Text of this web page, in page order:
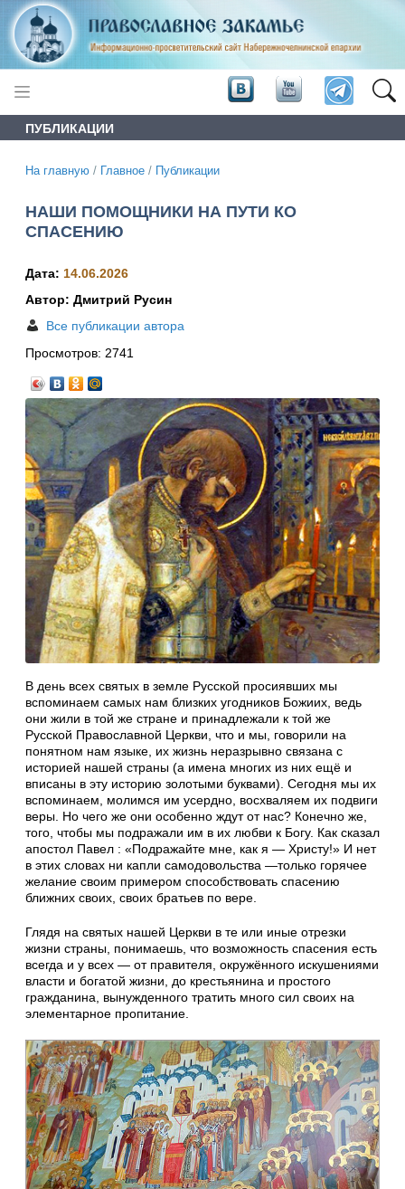
ПУБЛИКАЦИИ
На главную / Главное / Публикации
НАШИ ПОМОЩНИКИ НА ПУТИ КО
СПАСЕНИЮ
Дата: 14.06.2026
Автор: Дмитрий Русин
Все публикации автора
Просмотров: 2741
В день всех святых в земле Русской просиявших мы
вспоминаем самых нам близких угодников Божиих, ведь
они жили в той же стране и принадлежали к той же
Русской Православной Церкви, что и мы, говорили на
понятном нам языке, их жизнь неразрывно связана с
историей нашей страны (а имена многих из них ещё и
вписаны в эту историю золотыми буквами). Сегодня мы их
вспоминаем, молимся им усердно, восхваляем их подвиги
веры. Но чего же они особенно ждут от нас? Конечно же,
того, чтобы мы подражали им в их любви к Богу. Как сказал
апостол Павел : «Подражайте мне, как я — Христу!» И нет
в этих словах ни капли самодовольства —только горячее
желание своим примером способствовать спасению
ближних своих, своих братьев по вере.
Глядя на святых нашей Церкви в те или иные отрезки
жизни страны, понимаешь, что возможность спасения есть
всегда и у всех — от правителя, окружённого искушениями
власти и богатой жизни, до крестьянина и простого
гражданина, вынужденного тратить много сил своих на
элементарное пропитание.